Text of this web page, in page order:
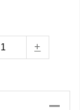
+